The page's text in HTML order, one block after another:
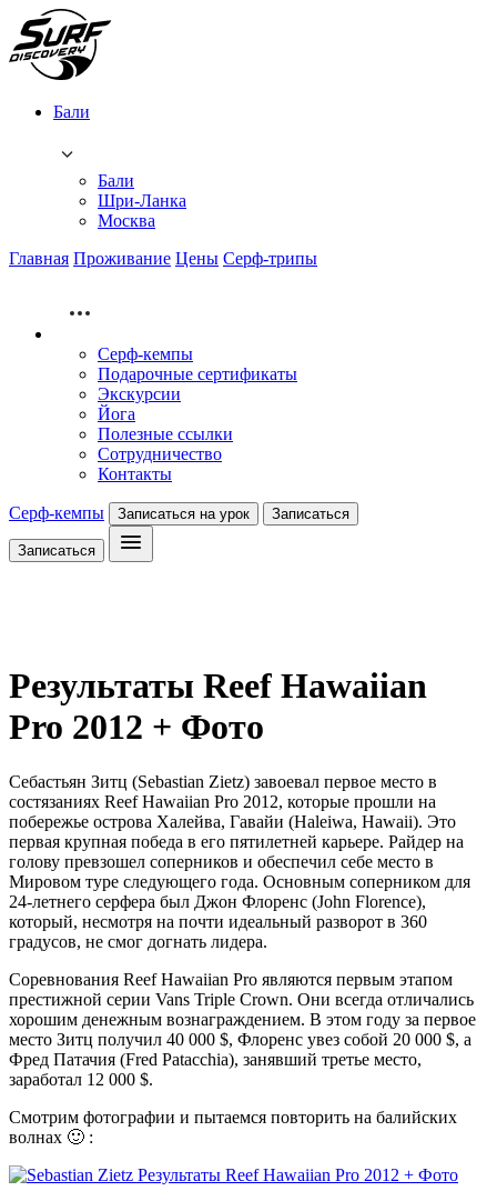
Бали
Бали
Шри-Ланка
Москва
Главная Проживание Цены Серф-трипы
Серф-кемпы
Подарочные сертификаты
Экскурсии
Йога
Полезные ссылки
Сотрудничество
Контакты
Серф-кемпы Записаться на урок Записаться
Записаться
Результаты Reef Hawaiian
Pro 2012 + Фото
Себастьян Зитц (Sebastian Zietz) завоевал первое место в
состязаниях Reef Hawaiian Pro 2012, которые прошли на
побережье острова Халейва, Гавайи (Haleiwa, Hawaii). Это
первая крупная победа в его пятилетней карьере. Райдер на
голову превзошел соперников и обеспечил себе место в
Мировом туре следующего года. Основным соперником для
24-летнего серфера был Джон Флоренс (John Florence),
который, несмотря на почти идеальный разворот в 360
градусов, не смог догнать лидера.
Соревнования Reef Hawaiian Pro являются первым этапом
престижной серии Vans Triple Crown. Они всегда отличались
хорошим денежным вознаграждением. В этом году за первое
место Зитц получил 40 000 $, Флоренс увез собой 20 000 $, а
Фред Патачия (Fred Patacchia), занявший третье место,
заработал 12 000 $.
Смотрим фотографии и пытаемся повторить на балийских
волнах 🙂 :